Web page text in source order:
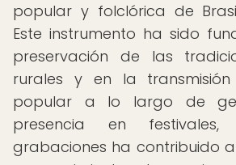
popular y folclórica de
Este instrumento ha sido
preservación de las
rurales y en la
popular a lo largo de
presencia en
grabaciones ha contribuido